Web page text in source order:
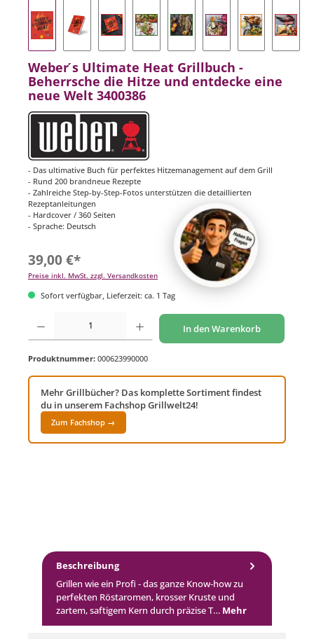
Weber ́s Ultimate Heat Grillbuch -
Beherrsche die Hitze und entdecke eine
neue Welt 3400386
- Das ultimative Buch für perfektes Hitzemanagement auf dem Grill
- Rund 200 brandneue Rezepte
- Zahlreiche Step-by-Step-Fotos unterstützen die detaillierten
Rezeptanleitungen
- Hardcover / 360 Seiten
- Sprache: Deutsch
39,00 €*
Preise inkl. MwSt. zzgl. Versandkosten
Sofort verfügbar, Lieferzeit: ca. 1 Tag
Produkt Anzahl: Gib den gewünschten Wert ein oder benutze die Schaltflächen um
In den Warenkorb
Produktnummer: 000623990000
Mehr Grillbücher? Das komplette Sortiment findest
du in unserem Fachshop Grillwelt24!
Zum Fachshop →
Beschreibung
Grillen wie ein Profi - das ganze Know-how zu
perfekten Röstaromen, krosser Kruste und
zartem, saftigem Kern durch präzise T… Mehr